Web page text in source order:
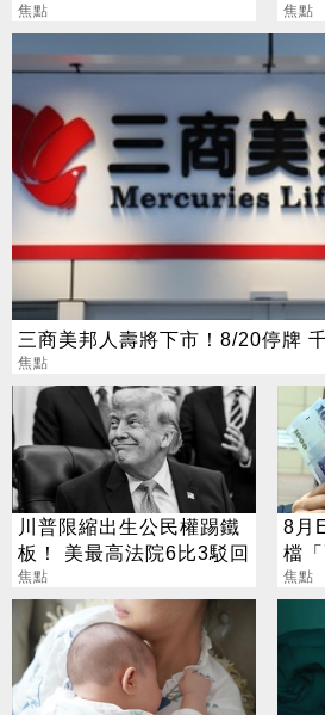
職保平安
焦點
軍
焦點
三商美邦人壽將下市！8/20停牌
焦點
川普限縮出生公民權踢鐵
板！ 美最高法院6比3駁回
焦點
8月
檔
看
焦點